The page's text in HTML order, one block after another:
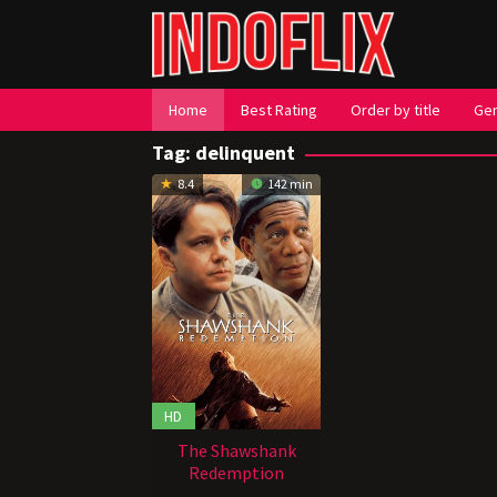
Home Best Rating Order by title
Tag: delinquent
8.4 142 min
HD
The Shawshank
Redemption